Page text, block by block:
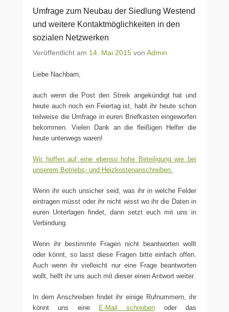
Umfrage zum Neubau der Siedlung Westend
und weitere Kontaktmöglichkeiten in den
sozialen Netzwerken
Veröffentlicht am 14. Mai 2015 von Admin
Liebe Nachbarn,
auch wenn die Post den Streik angekündigt hat und
heute auch noch ein Feiertag ist, habt ihr heute schon
teilweise die Umfrage in euren Briefkasten eingeworfen
bekommen. Vielen Dank an die fleißigen Helfer die
heute unterwegs waren!
Wir hoffen auf eine ebenso hohe Beteiligung wie bei
unserem Betriebs- und Heizkostenanschreiben.
Wenn ihr euch unsicher seid, was ihr in welche Felder
eintragen müsst oder ihr nicht wisst wo ihr die Daten in
euren Unterlagen findet, dann setzt euch mit uns in
Verbindung.
Wenn ihr bestimmte Fragen nicht beantworten wollt
oder könnt, so lasst diese Fragen bitte einfach offen.
Auch wenn ihr vielleicht nur eine Frage beantworten
wollt, helft ihr uns auch mit dieser einen Antwort weiter.
In dem Anschreiben findet ihr einige Rufnummern, ihr
könnt uns eine
E-Mail schreiben oder das